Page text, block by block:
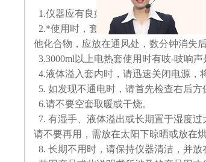
1.仪器应有良好的接地。
2.*使用时，套内有白烟和异味冒出，
他化合物，应放在通风处，数分钟消失
3.3000ml以上电热套使用时有吱-吱响
4.液体溢入套内时，请迅速关闭电源，
5. 如发现不通电时，请首先检查右后方
6.请不要空套取暖或干烧。
7. 有湿手、液体溢出或长期置于湿度
请不要再用，需放在太阳下晾晒或放在
8. 长期不用时，请保持仪器清洁，并放